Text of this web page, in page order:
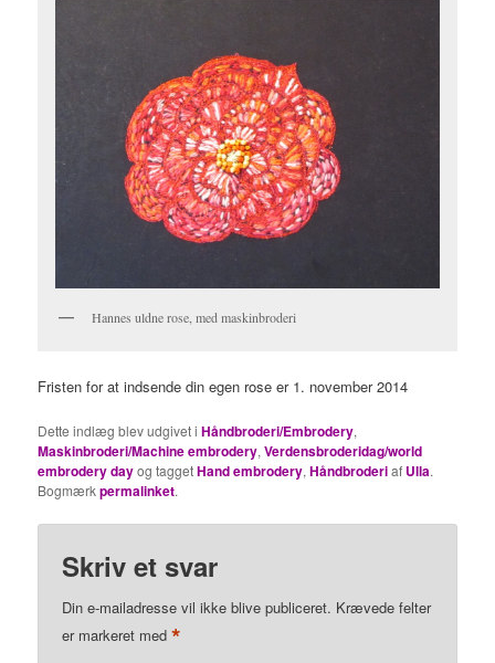
Hannes uldne rose, med maskinbroderi
Fristen for at indsende din egen rose er 1. november 2014
Dette indlæg blev udgivet iHåndbroderi/Embrodery,
Maskinbroderi/Machine embrodery,Verdensbroderidag/world
embrodery dayog taggetHand embrodery,Håndbroderiaf Ulla.
Bogmærkpermalinket.
Skriv et svar
Din e-mailadresse vil ikke blive publiceret. Krævede felter
er markeret med*